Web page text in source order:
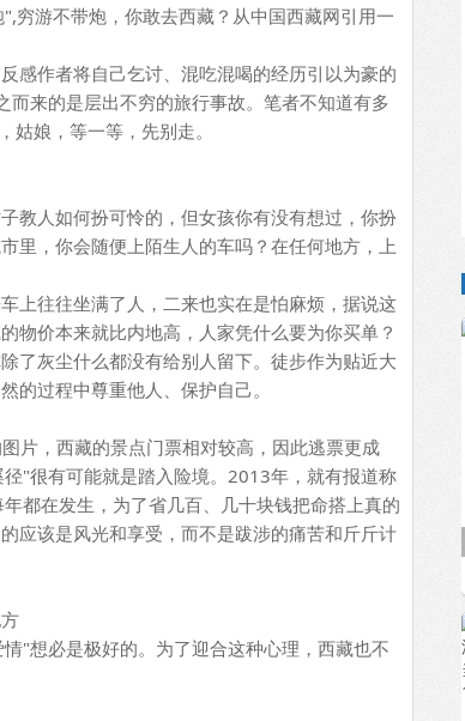
穷游不带炮，你敢去西藏？从中国西藏网引用一
作者将自己乞讨、混吃混喝的经历引以为豪的
来的是层出不穷的旅行事故。笔者不知道有多
娘，等一等，先别走。
人如何扮可怜的，但女孩你有没有想过，你扮
里，你会随便上陌生人的车吗？在任何地方，上
往往坐满了人，二来也实在是怕麻烦，据说这
物价本来就比内地高，人家凭什么要为你买单？
了灰尘什么都没有给别人留下。徒步作为贴近大
的过程中尊重他人、保护自己。
，西藏的景点门票相对较高，因此逃票更成
"很有可能就是踏入险境。2013年，就有报道称
都在发生，为了省几百、几十块钱把命搭上真的
应该是风光和享受，而不是跋涉的痛苦和斤斤计
想必是极好的。为了迎合这种心理，西藏也不